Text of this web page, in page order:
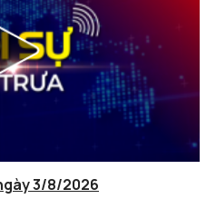
3/8/2026